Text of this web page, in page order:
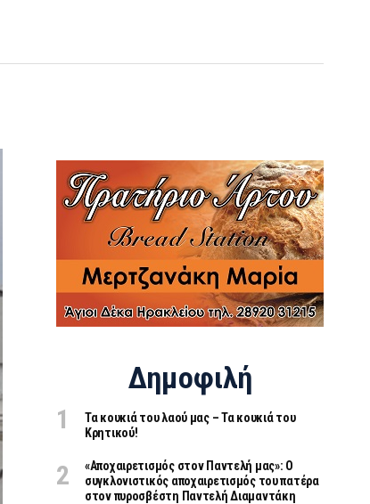
Δημοφιλή
Τα κουκιά του λαού μας – Τα κουκιά του
Κρητικού!
«Aποχαιρετισμός στον Παντελή μας»: Ο
συγκλονιστικός αποχαιρετισμός του πατέρα
στον πυροσβέστη Παντελή Διαμαντάκη